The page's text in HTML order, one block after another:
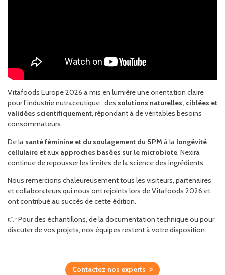
Vitafoods Europe 2026 a mis en lumière une orientation claire
pour l’industrie nutraceutique : des solutions naturelles, ciblées et
validées scientifiquement, répondant à de véritables besoins
consommateurs.
De la santé féminine et du soulagement du SPMà la longévité
cellulaire et aux approches basées sur le microbiote, Nexira
continue de repousser les limites de la science des ingrédients.
Nous remercions chaleureusement tous les visiteurs, partenaires
et collaborateurs qui nous ont rejoints lors de Vitafoods 2026 et
ont contribué au succès de cette édition.
👉 Pour des échantillons, de la documentation technique ou pour
discuter de vos projets, nos équipes restent à votre disposition.
Contactez nos experts